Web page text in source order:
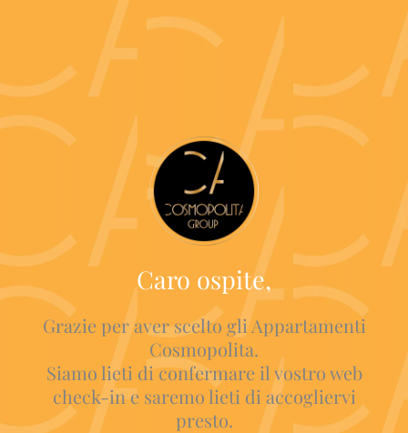
Caro ospite,
Grazie per aver scelto gli Appartamenti
Cosmopolita.
Siamo lieti di confermare il vostro web
check-in e saremo lieti di accogliervi
presto.